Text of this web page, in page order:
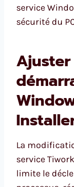
service
sécurité du
La
service
limite le